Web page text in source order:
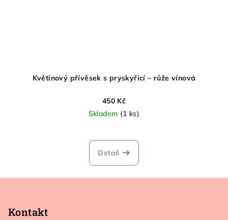
Květinový přívěsek s pryskyřicí – růže vínová
450 Kč
Skladem (1 ks)
hodnocení
produktu
z
Detail
Kontakt